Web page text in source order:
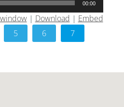
00:00
| Download | Embed
5 6 7